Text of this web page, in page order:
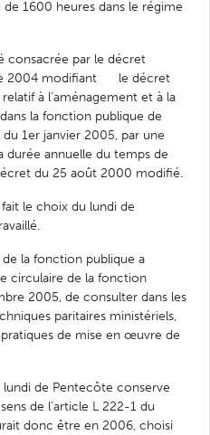
de 1600 heures dans le régime
consacrée par le décret
2004 modifiant le décret
à l’aménagement et à la
la fonction publique de
1er janvier 2005, par une
annuelle du temps de
du 25 août 2000 modifié.
le choix du lundi de
la fonction publique a
circulaire de la fonction
2005, de consulter dans les
paritaires ministériels,
de mise en œuvre de
de Pentecôte conserve
de l’article L 222-1 du
donc être en 2006, choisi